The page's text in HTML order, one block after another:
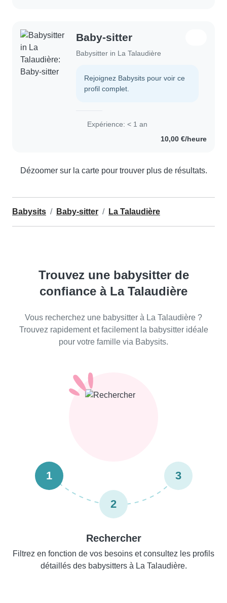
Baby-sitter
Babysitter in La Talaudière
Rejoignez Babysits pour voir ce
profil complet.
Expérience: < 1 an
10,00 €/heure
Dézoomer sur la carte pour trouver plus de résultats.
Babysits Baby-sitter La Talaudière
Trouvez une babysitter de
confiance à La Talaudière
Vous recherchez une babysitter à La Talaudière ?
Trouvez rapidement et facilement la babysitter idéale
pour votre famille via Babysits.
1
2
3
Rechercher
Filtrez en fonction de vos besoins et consultez les profils
détaillés des babysitters à La Talaudière.